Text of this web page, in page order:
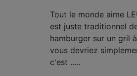
Tout le monde aime
est juste traditionnel
hamburger sur un gril
vous devriez
c'est .....